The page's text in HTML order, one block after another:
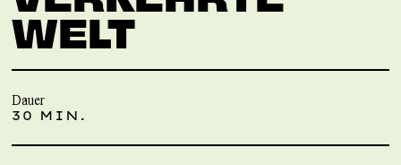
WELT
Dauer
30 MIN.